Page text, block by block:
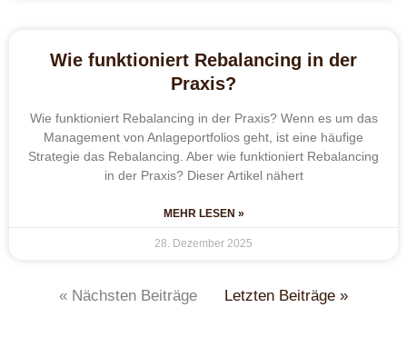
Wie funktioniert Rebalancing in der
Praxis?
Wie funktioniert Rebalancing in der Praxis? Wenn es um das
Management von Anlageportfolios geht, ist eine häufige
Strategie das Rebalancing. Aber wie funktioniert Rebalancing
in der Praxis? Dieser Artikel nähert
MEHR LESEN »
28. Dezember 2025
« Nächsten Beiträge Letzten Beiträge »